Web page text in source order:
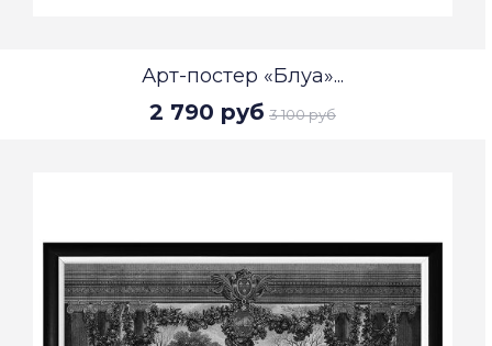
Арт-постер «Блуа»...
2 790 руб 3 100 руб